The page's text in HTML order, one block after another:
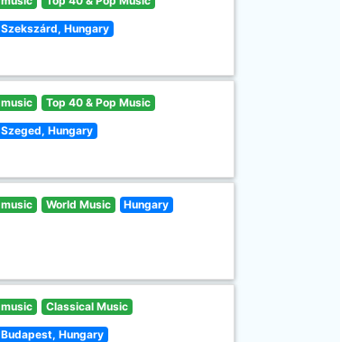
Szekszárd, Hungary
music Top 40 & Pop Music
Szeged, Hungary
music World Music Hungary
music Classical Music
Budapest, Hungary